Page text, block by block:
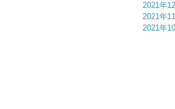
2021年
2021年
2021年